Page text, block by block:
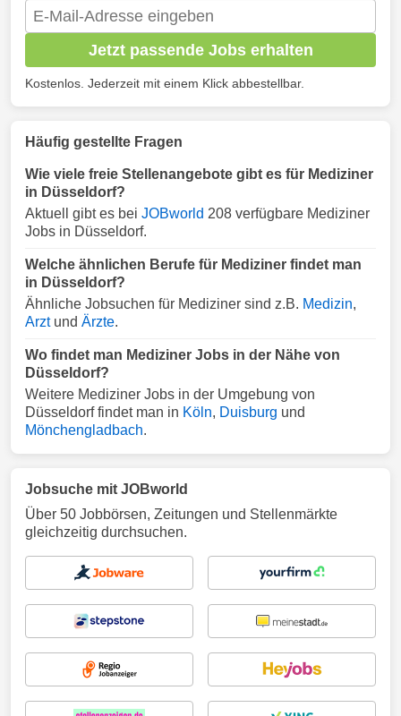
Jetzt passende Jobs erhalten
Kostenlos. Jederzeit mit einem Klick abbestellbar.
Häufig gestellte Fragen
Wie viele freie Stellenangebote gibt es für Mediziner
in Düsseldorf?
Aktuell gibt es bei JOBworld 208 verfügbare Mediziner
Jobs in Düsseldorf.
Welche ähnlichen Berufe für Mediziner findet man
in Düsseldorf?
Ähnliche Jobsuchen für Mediziner sind z.B. Medizin,
Arztund Ärzte.
Wo findet man Mediziner Jobs in der Nähe von
Düsseldorf?
Weitere Mediziner Jobs in der Umgebung von
Düsseldorf findet man in Köln, Duisburg und
Mönchengladbach.
Jobsuche mit JOBworld
Über 50 Jobbörsen, Zeitungen und Stellenmärkte
gleichzeitig durchsuchen.